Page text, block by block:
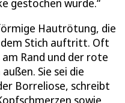
Hautrötung, die
dem Stich auftritt. Oft
Rand und der rote
Sie sei die
Borreliose, schreibt
sowie